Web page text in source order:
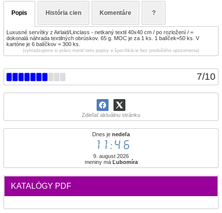
7/10
Zdieľať aktuálnu stránku
Dnes je nedeľa
11:46
9. august 2026
meniny má Ľubomíra
KATALÓGY PDF
Popis História cien Komentáre ?
Luxusné servítky z Airlaid/Linclass - netkaný textil 40x40 cm / po rozložení / =
dokonalá náhrada textilných obrúskov. 65 g. MOC je za 1 ks. 1 balíček=50 ks. V
kartóne je 6 balíčkov = 300 ks.
(vyhradzujeme si právo meniť tieto popisy a špecifikácie bez predošlého upozornenia)